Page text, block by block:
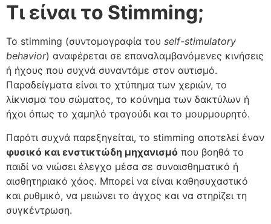
Τι είναι το Stimming;
Το stimming (συντομογραφία του self-stimulatory
behavior) αναφέρεται σε επαναλαμβανόμενες κινήσεις
ή ήχους που συχνά συναντάμε στον αυτισμό.
Παραδείγματα είναι το χτύπημα των χεριών, το
λίκνισμα του σώματος, το κούνημα των δακτύλων ή
ήχοι όπως το χαμηλό τραγούδι και το μουρμουρητό.
Παρότι συχνά παρεξηγείται, το stimming αποτελεί έναν
φυσικό και ενστικτώδη μηχανισμό που βοηθά το
παιδί να νιώσει έλεγχο μέσα σε συναισθηματικό ή
αισθητηριακό χάος. Μπορεί να είναι καθησυχαστικό
και ρυθμικό, να μειώνει το άγχος και να στηρίζει τη
συγκέντρωση.